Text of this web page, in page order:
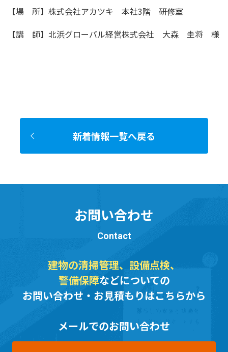
【場 所】株式会社アカツキ 本社3階 研修室
【講 師】北浜グローバル経営株式会社 大森 圭将 様
新着情報一覧へ戻る
お問い合わせ
Contact
建物の清掃管理、設備点検、
警備保障などについての
お問い合わせ・お見積もりはこちらから
メールでのお問い合わせ